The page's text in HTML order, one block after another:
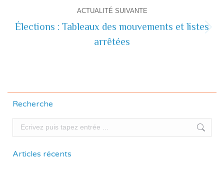
ACTUALITÉ SUIVANTE
Actualité
suivante
Élections : Tableaux des mouvements et listes
arrêtées
Recherche
Recherche
Articles récents